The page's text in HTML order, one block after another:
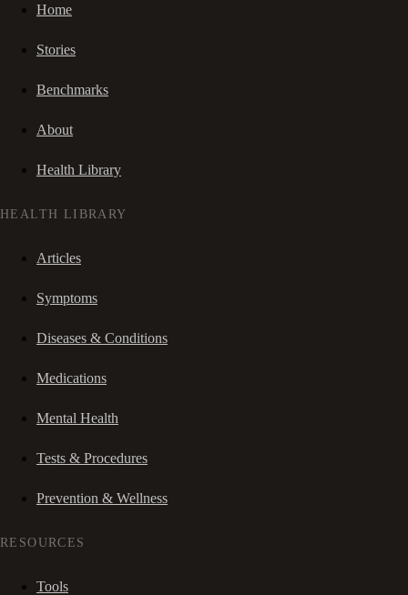
Home
Stories
Benchmarks
About
Health Library
HEALTH LIBRARY
Articles
Symptoms
Diseases & Conditions
Medications
Mental Health
Tests & Procedures
Prevention & Wellness
RESOURCES
Tools